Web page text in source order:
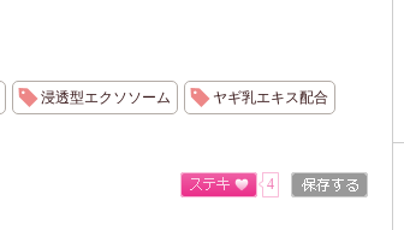
浸透型エクソソーム ヤギ乳エキス配合
4